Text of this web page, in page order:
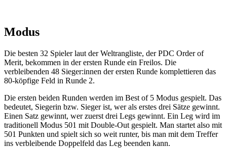
Modus
Die besten 32 Spieler laut der Weltrangliste, der PDC Order of
Merit, bekommen in der ersten Runde ein Freilos. Die
verbleibenden 48 Sieger:innen der ersten Runde komplettieren das
80-köpfige Feld in Runde 2.
Die ersten beiden Runden werden im Best of 5 Modus gespielt. Das
bedeutet, Siegerin bzw. Sieger ist, wer als erstes drei Sätze gewinnt.
Einen Satz gewinnt, wer zuerst drei Legs gewinnt. Ein Leg wird im
traditionell Modus 501 mit Double-Out gespielt. Man startet also mit
501 Punkten und spielt sich so weit runter, bis man mit dem Treffer
ins verbleibende Doppelfeld das Leg beenden kann.